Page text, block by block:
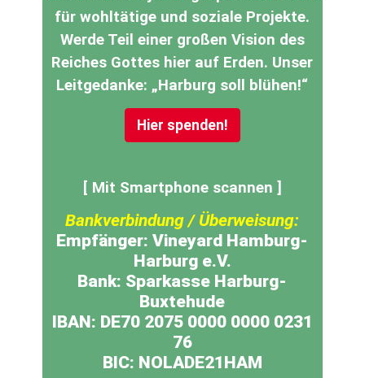
für wohltätige und soziale Projekte.
Werde Teil einer großen Vision des
Reiches Gottes hier auf Erden. Unser
Leitgedanke: „Harburg soll blühen!“
Hier spenden!
[ Mit Smartphone scannen ]
Bankverbindung / Überweisung:
Empfänger: Vineyard Hamburg-
Harburg e.V.
Bank: Sparkasse Harburg-
Buxtehude
IBAN: DE70 2075 0000 0000 0231
76
BIC: NOLADE21HAM